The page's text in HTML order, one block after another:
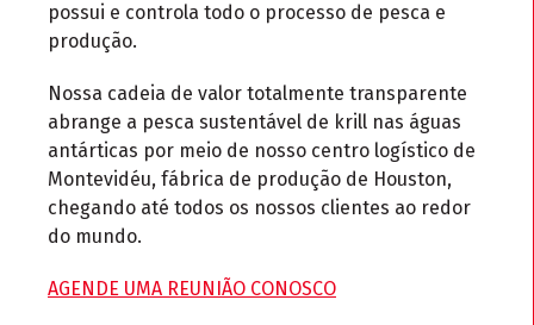
possui e controla todo o processo de pesca e
produção.
Nossa cadeia de valor totalmente transparente
abrange a pesca sustentável de krill nas águas
antárticas por meio de nosso centro logístico de
Montevidéu, fábrica de produção de Houston,
chegando até todos os nossos clientes ao redor
do mundo.
AGENDE UMA REUNIÃO CONOSCO